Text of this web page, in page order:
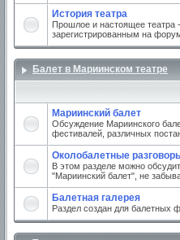
История театра
Прошлое и настоящее театра
зарегистрированным на
Балет в Мариинском театре
Мариинский балет
Обсуждение Мариинского
фестивалей, различных
Околобалетные
В этом разделе можно
"Мариинский балет", не
Балетная галерея
Раздел создан для балетных